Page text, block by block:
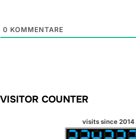
0 KOMMENTARE
VISITOR COUNTER
visits since 2014